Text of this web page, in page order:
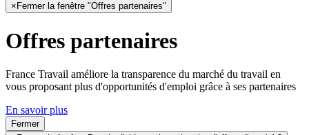
× Fermer la fenêtre "Offres partenaires"
Offres partenaires
France Travail améliore la transparence du marché du travail en
vous proposant plus d'opportunités d'emploi grâce à ses partenaires
En savoir plus
Fermer